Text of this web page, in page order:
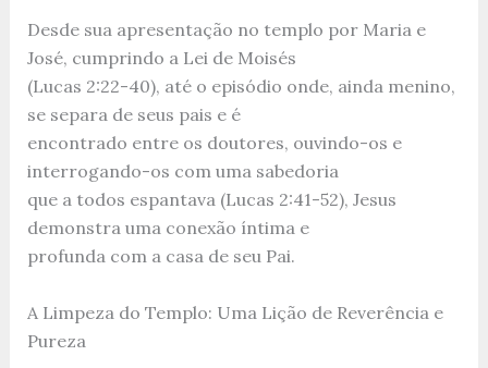
Desde sua apresentação no templo por Maria e
José, cumprindo a Lei de Moisés
(Lucas 2:22-40), até o episódio onde, ainda menino,
se separa de seus pais e é
encontrado entre os doutores, ouvindo-os e
interrogando-os com uma sabedoria
que a todos espantava (Lucas 2:41-52), Jesus
demonstra uma conexão íntima e
profunda com a casa de seu Pai.
A Limpeza do Templo: Uma Lição de Reverência e
Pureza